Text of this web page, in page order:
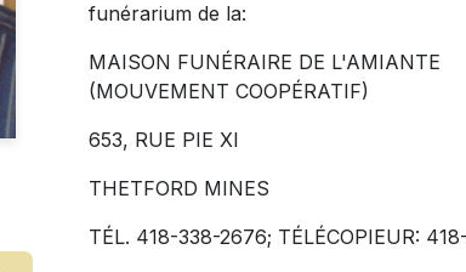
funérarium de la:
MAISON FUNÉRAIRE DE L'AMIANTE
(MOUVEMENT COOPÉRATIF)
653, RUE PIE XI
THETFORD MINES
TÉL. 418-338-2676; TÉLÉCOPIEUR: